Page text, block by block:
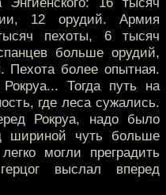
12 орудий. Армия
пехоты, 6 тысяч
больше орудий,
Пехота более опытная.
Тогда путь на
где леса сужались.
Рокруа, надо было
шириной чуть больше
могли преградить
выслал вперед